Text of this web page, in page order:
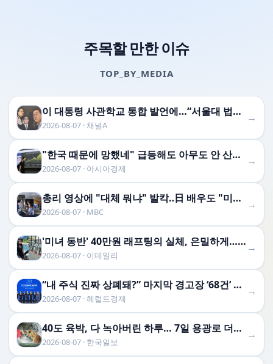
주목할 만한 이슈
TOP_BY_MEDIA
이 대통령 사관학교 통합 발언에…“서울대 법대·충암고도 없애나”
2026-08-07 · 채널A
→
"한국 때문에 망했네" 급등해도 아무도 안 산다…코스피 따라 출렁이는 日증시
2026-08-07 · 아시아경제
→
총리 영상에 "대체 뭐냐" 발칵‥日 배우도 "미친 짓"
2026-08-07 · MBC
→
'미녀 동반' 40만원 래프팅의 실체, 은밀하게…[중국나라]
2026-08-07 · 이데일리
→
“내 주식 진짜 상폐돼?” 마지막 경고장 ‘68건’ 무더기 속출…주주들도 조마조마 [투자360]
2026-08-07 · 헤럴드경제
→
40도 육박, 다 녹아버린 하루… 7일 용광로 더위 절정 찍는다
2026-08-07 · 한국일보
→